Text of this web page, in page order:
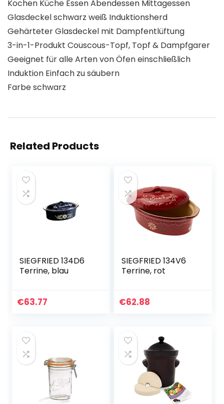
Kochen Küche Essen Abendessen Mittagessen
Glasdeckel schwarz weiß Induktionsherd
Gehärteter Glasdeckel mit Dampfentlüftung
3-in-1-Produkt Couscous-Topf, Topf & Dampfgarer
Geeignet für alle Arten von Öfen einschließlich
Induktion Einfach zu säubern
Farbe schwarz
Related Products
SIEGFRIED 134D6
Terrine, blau
€63.77
SIEGFRIED 134V6
Terrine, rot
€62.88